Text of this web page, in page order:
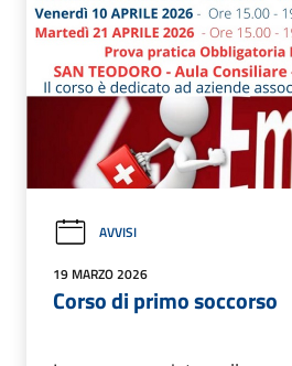
AVVISI
19 MARZO 2026
Corso di primo soccorso